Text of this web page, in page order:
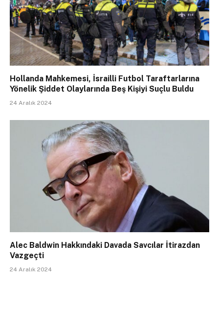
Hollanda Mahkemesi, İsrailli Futbol Taraftarlarına
Yönelik Şiddet Olaylarında Beş Kişiyi Suçlu Buldu
24 Aralık 2024
Alec Baldwin Hakkındaki Davada Savcılar İtirazdan
Vazgeçti
24 Aralık 2024